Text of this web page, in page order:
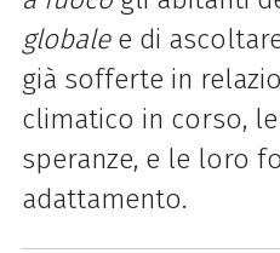
globalee di
già sofferte in
climatico in corso,
speranze, e le loro
adattamento.